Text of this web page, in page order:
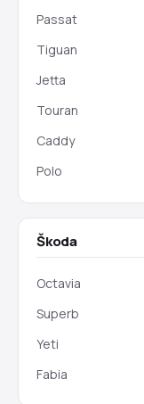
Passat
Tiguan
Jetta
Touran
Caddy
Polo
Škoda
Octavia
Superb
Yeti
Fabia